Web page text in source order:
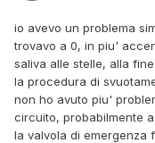
io avevo un problema
trovavo a 0, in piu'
saliva alle stelle, alla
la procedura di
non ho avuto piu'
circuito, probabilmente
la valvola di emergenza